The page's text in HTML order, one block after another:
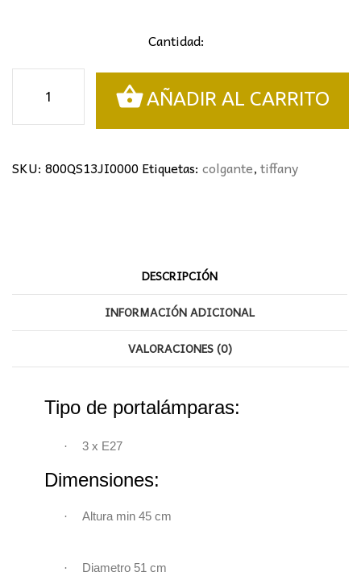
Cantidad:
Tiffany
libélulas
AÑADIR AL CARRITO
SKU: 800QS13JI0000Etiquetas: colgante,tiffany
DESCRIPCIÓN
INFORMACIÓN ADICIONAL
VALORACIONES (0)
Tipo de portalámparas:
· 3 x E27
Dimensiones:
· Altura min 45 cm
· Diametro 51 cm